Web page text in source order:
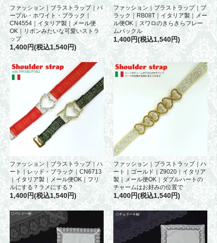
ファッション｜ブラストラップ｜パ
ープル・ホワイト・ブラック｜
CN4554｜イタリア製｜メール便
OK｜リボンみたいな可愛いストラ
ップ
1,400円(税込1,540円)
ファッション｜ブラストラップ｜ブ
ラック｜RB08T｜イタリア製｜メー
ル便OK｜スワロのきらきらフレー
ムバックル
1,400円(税込1,540円)
ファッション｜ブラストラップ｜ハ
ート｜レッド・ブラック｜CN6713
｜イタリア製｜メール便OK｜フリ
ルにする？ラメにする？
1,400円(税込1,540円)
ファッション｜ブラストラップ｜ハ
ート｜ゴールド｜Z9020｜イタリア
製｜メール便OK｜ダブルハートの
チャームはお好みの位置で
1,400円(税込1,540円)